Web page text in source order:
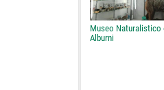
Museo Naturalistico
Alburni